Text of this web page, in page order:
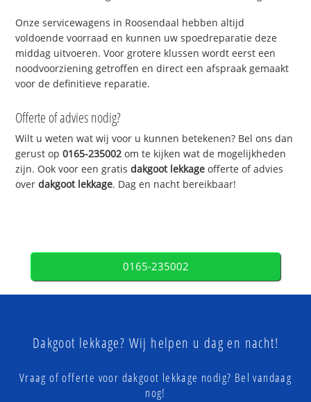
Onze servicewagens in Roosendaal hebben altijd
voldoende voorraad en kunnen uw spoedreparatie deze
middag uitvoeren. Voor grotere klussen wordt eerst een
noodvoorziening getroffen en direct een afspraak gemaakt
voor de definitieve reparatie.
Offerte of advies nodig?
Wilt u weten wat wij voor u kunnen betekenen? Bel ons dan
gerust op0165-235002 om te kijken wat de mogelijkheden
zijn. Ook voor een gratisdakgoot lekkage offerte of advies
overdakgoot lekkage. Dag en nacht bereikbaar!
0165-235002
Dakgoot lekkage? Wij helpen u dag en nacht!
Vraag of offerte voor dakgoot lekkage nodig? Bel vandaag
nog!